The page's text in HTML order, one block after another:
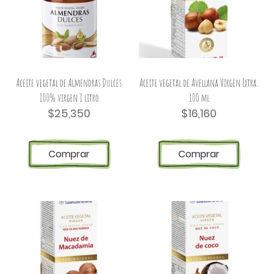
Aceite vegetal de Almendras Dulces
100% virgen 1 litro
$25,350
Comprar
Aceite vegetal de Avellana Virgen Extra.
100 ml
$16,160
Comprar